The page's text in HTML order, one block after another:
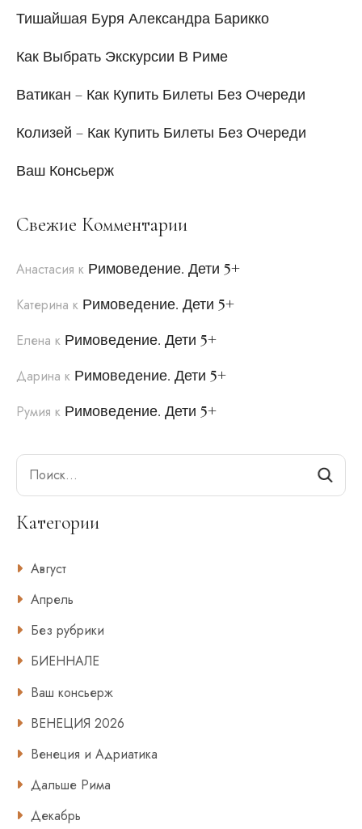
Тишайшая Буря Александра Барикко
Как Выбрать Экскурсии В Риме
Ватикан – Как Купить Билеты Без Очереди
Колизей – Как Купить Билеты Без Очереди
Ваш Консьерж
Свежие Комментарии
Анастасия к Римоведение. Дети 5+
Катерина к Римоведение. Дети 5+
Елена к Римоведение. Дети 5+
Дарина к Римоведение. Дети 5+
Румия к Римоведение. Дети 5+
Search
Категории
Август
Апрель
Без рубрики
БИЕННАЛЕ
Ваш консьерж
ВЕНЕЦИЯ 2026
Венеция и Адриатика
Дальше Рима
Декабрь